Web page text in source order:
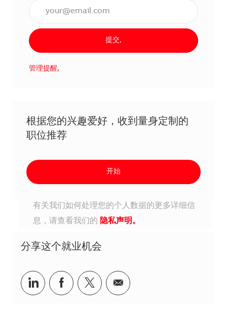
提交,
管理提醒,
根据您的兴趣爱好，收到量身定制的
职位推荐
开始
有关我们如何处理您的个人数据的更多详细信
息，请查看我们的 隐私声明。
分享这个就业机会
分享到Linkedin
分享到Facebook
分享到Twitter
分享到电子邮件